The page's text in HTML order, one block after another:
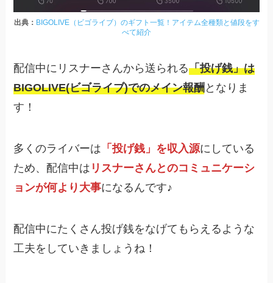
出典： BIGOLIVE（ビゴライブ）のギフト一覧！アイテム全種類と値段をす
べて紹介
配信中にリスナーさんから送られる「投げ銭」は
BIGOLIVE(ビゴライブ)でのメイン報酬となりま
す！
多くのライバーは 「投げ銭」を収入源にしている
ため、配信中は リスナーさんとのコミュニケーシ
ョンが何より大事になるんです♪
配信中にたくさん投げ銭をなげてもらえるような
工夫をしていきましょうね！